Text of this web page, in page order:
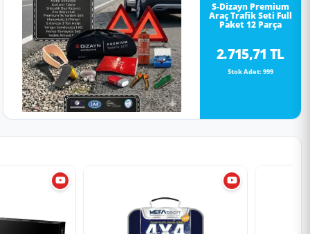
S-Dizayn Premium
Araç Trafik Seti Full
Paket 12 Parça
2.715,71 TL
Stok Adet: 999